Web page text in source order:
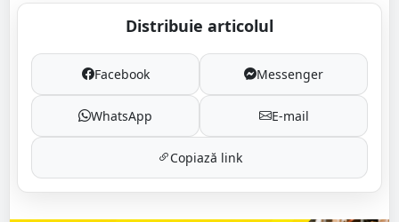
Distribuie articolul
Facebook Messenger
WhatsApp E-mail
Copiază link